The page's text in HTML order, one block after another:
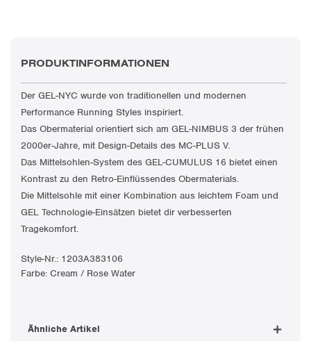
PRODUKTINFORMATIONEN
Der GEL-NYC wurde von traditionellen und modernen
Performance Running Styles inspiriert.​
Das Obermaterial orientiert sich am GEL-NIMBUS 3 der frühen
2000er-Jahre, mit Design-Details des MC-PLUS V.​
Das Mittelsohlen-System des GEL-CUMULUS 16 bietet einen
Kontrast zu den Retro-Einflüssendes Obermaterials.
Die Mittelsohle mit einer Kombination aus leichtem Foam und
GEL Technologie-Einsätzen bietet dir verbesserten
Tragekomfort.
Style-Nr.: 1203A383106
Farbe: Cream / Rose Water
Ähnliche Artikel